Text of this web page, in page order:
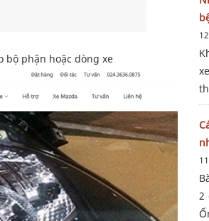
bộ phận hoặc dòng xe
2